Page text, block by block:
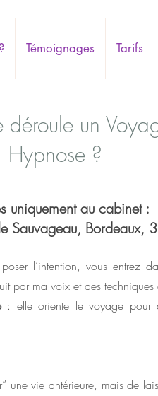
Témoignages Tarifs
déroule un
Hypnose ?
uniquement au cabinet :
Sauvageau, Bordeaux,
l’intention, vous entrez
par ma voix et des techniques
: elle oriente le voyage pour
une vie antérieure, mais de